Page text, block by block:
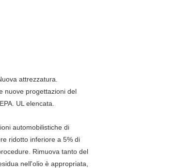
attrezzatura.
nuove progettazioni del
UL elencata.
automobilistiche di
ridotto inferiore a 5% di
Rimuova tanto del
nell'olio è appropriata,